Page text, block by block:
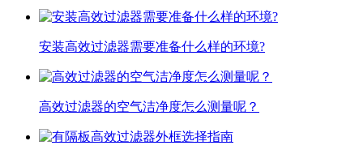
安装高效过滤器需要准备什么样的环境?
高效过滤器的空气洁净度怎么测量呢？